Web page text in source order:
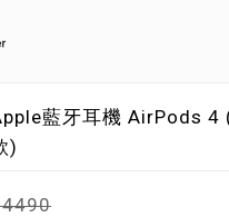
藍牙耳機 AirPods 4
)